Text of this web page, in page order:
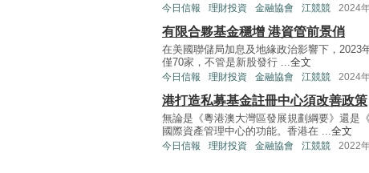
今日信報 理財投資 金融協會 江競競 2024
有限合夥基金穩增 港資管前景俏
在美國聯儲局加息及地緣政治影響下，
僅70家，不管是新股發行 ...全文
今日信報 理財投資 金融協會 江競競 2024
港打造私募基金註冊中心須改善政策
無論是《粵港澳大灣區發展規劃綱要》還是
國際資產管理中心的功能。香港在 ...全文
今日信報 理財投資 金融協會 江競競 2022